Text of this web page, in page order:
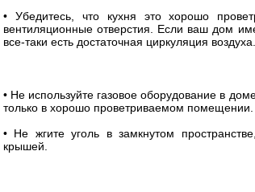
• Убедитесь, что кухня это хорошо
вентиляционные отверстия. Если ваш дом
все-таки есть достаточная циркуляция воздуха.
• Не используйте газовое оборудование в
только в хорошо проветриваемом помещении.
• Не жгите уголь в замкнутом
крышей.